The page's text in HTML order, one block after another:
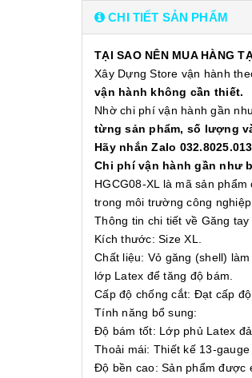
CHI TIẾT SẢN PHẨM
TẠI SAO NÊN MUA HÀNG
Xây Dựng Store vận hành
vận hành không cần thiết.
Nhờ chi phí vận hành gần
từng sản phẩm, số lượng
Hãy nhắn Zalo 032.8025.013
Chi phí vận hành gần như
HGCG08-XL là mã sản
trong môi trường công nghiệp.
Thông tin chi tiết về Găng tay
Kích thước: Size XL.
Chất liệu: Vỏ găng (shell)
lớp Latex để tăng độ bám.
Cấp độ chống cắt: Đạt cấp
Tính năng bổ sung:
Độ bám tốt: Lớp phủ Latex
Thoải mái: Thiết kế 13-
Độ bền cao: Sản phẩm được